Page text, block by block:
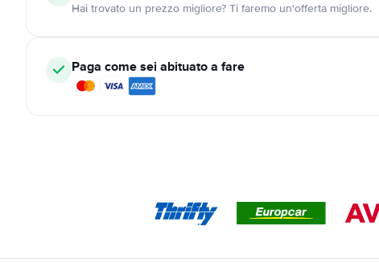
Hai trovato un prezzo migliore? Ti faremo un'offerta migliore.
Paga come sei abituato a fare